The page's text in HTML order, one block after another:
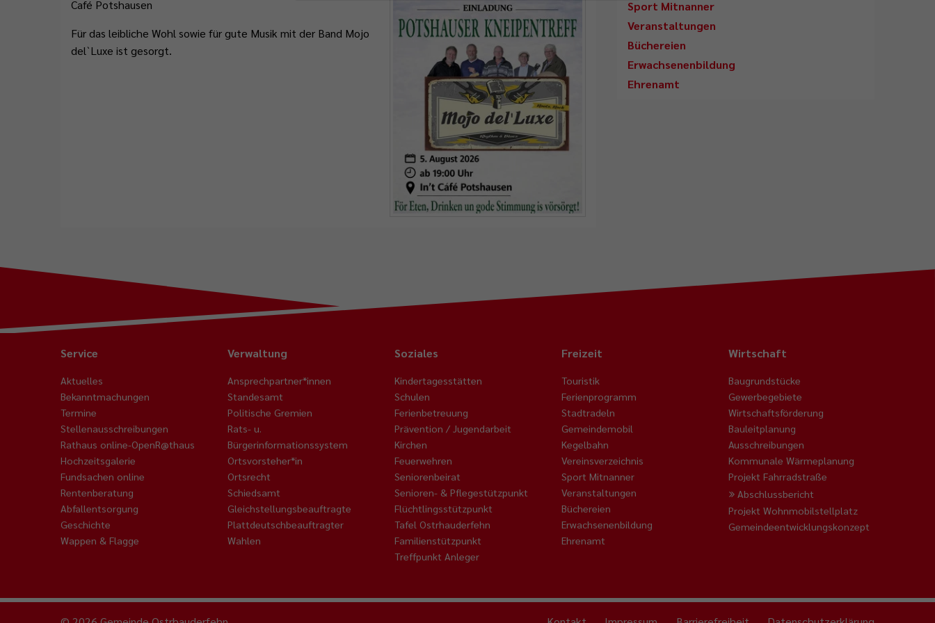
Abfallentsorgung
Wappen & Flagge
Flüchtlingsstützpunkt
Tafel Ostrhauderfehn
Familienstützpunkt
Erwachsenenbildung
Gemeindeentwicklungskonzept
Café Potshausen
Für das leibliche Wohl sowie für gute Musik mit der Band Mojo
del`Luxe ist gesorgt.
Sport Mitnanner
Veranstaltungen
Büchereien
Erwachsenenbildung
Ehrenamt
Service
Aktuelles
Bekanntmachungen
Termine
Stellenausschreibungen
Rathaus online-OpenR@thaus
Hochzeitsgalerie
Fundsachen online
Rentenberatung
Abfallentsorgung
Geschichte
Wappen & Flagge
Verwaltung
Ansprechpartner*innen
Standesamt
Politische Gremien
Rats- u.
Bürgerinformationssystem
Ortsvorsteher*in
Ortsrecht
Schiedsamt
Gleichstellungsbeauftragte
Plattdeutschbeauftragter
Wahlen
Soziales
Kindertagesstätten
Schulen
Ferienbetreuung
Prävention / Jugendarbeit
Kirchen
Feuerwehren
Seniorenbeirat
Senioren- & Pflegestützpunkt
Flüchtlingsstützpunkt
Tafel Ostrhauderfehn
Familienstützpunkt
Treffpunkt Anleger
Freizeit
Touristik
Ferienprogramm
Stadtradeln
Gemeindemobil
Kegelbahn
Vereinsverzeichnis
Sport Mitnanner
Veranstaltungen
Büchereien
Erwachsenenbildung
Ehrenamt
Wirtschaft
Baugrundstücke
Gewerbegebiete
Wirtschaftsförderung
Bauleitplanung
Ausschreibungen
Kommunale Wärmeplanung
Projekt Fahrradstraße
Abschlussbericht
Projekt Wohnmobilstellplatz
Gemeindeentwicklungskonzept